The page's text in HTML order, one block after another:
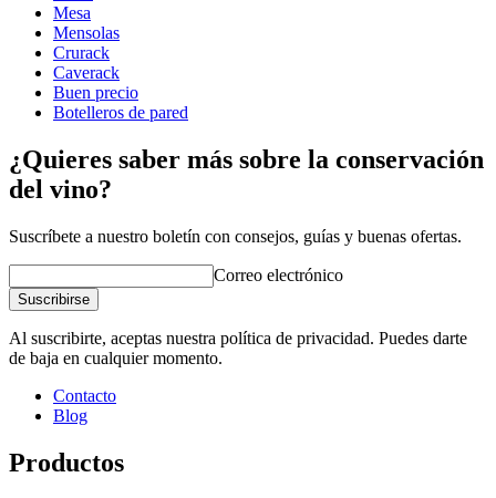
incluido en nuestra herramienta de diseño online.
Próximamente.
Profundidad (cm)
Peso (kg)
wine racks
Status When Soldout
Mesa
Mensolas
Crurack
Caverack
Buen precio
Botelleros de pared
¿Quieres saber más sobre la conservación
del vino?
Suscríbete a nuestro boletín con consejos, guías y buenas ofertas.
Correo electrónico
Suscribirse
Al suscribirte, aceptas nuestra política de privacidad. Puedes darte
de baja en cualquier momento.
Contacto
Blog
Productos